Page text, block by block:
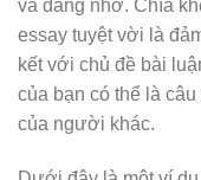
và đáng nhớ. Chìa
essay tuyệt vời là
kết với chủ đề bài
của bạn có thể là
của người khác.